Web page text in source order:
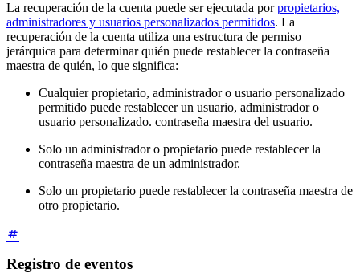
La recuperación de la cuenta puede ser ejecutada porpropietarios,
administradores y usuarios personalizados permitidos. La
recuperación de la cuenta utiliza una estructura de permiso
jerárquica para determinar quién puede restablecer la contraseña
maestra de quién, lo que significa:
Cualquier propietario, administrador o usuario personalizado
permitido puede restablecer un usuario, administrador o
usuario personalizado. contraseña maestra del usuario.
Solo un administrador o propietario puede restablecer la
contraseña maestra de un administrador.
Solo un propietario puede restablecer la contraseña maestra de
otro propietario.
Registro de eventos